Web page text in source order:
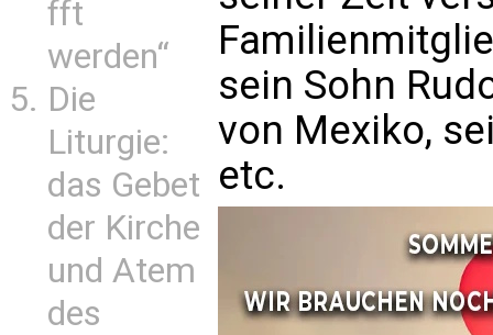
fft
werden“
Die
Liturgie:
das Gebet
der Kirche
und Atem
des
sein Sohn
von Mexiko,
etc.